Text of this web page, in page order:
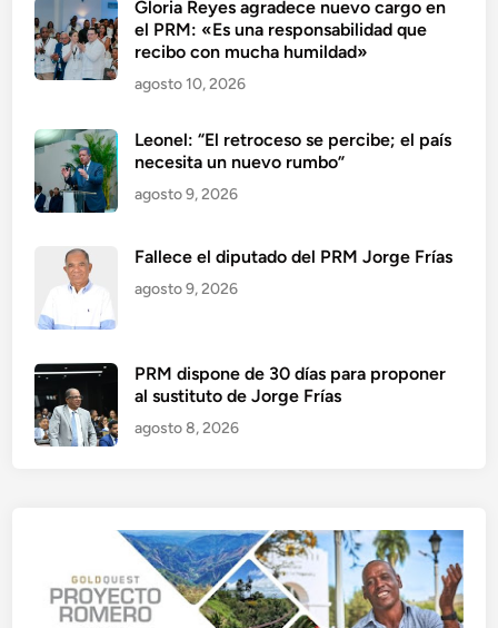
Gloria Reyes agradece nuevo cargo en
el PRM: «Es una responsabilidad que
recibo con mucha humildad»
agosto 10, 2026
Leonel: “El retroceso se percibe; el país
necesita un nuevo rumbo”
agosto 9, 2026
Fallece el diputado del PRM Jorge Frías
agosto 9, 2026
PRM dispone de 30 días para proponer
al sustituto de Jorge Frías
agosto 8, 2026